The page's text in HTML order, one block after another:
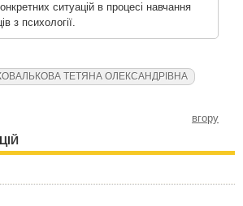
ситуацій в процесі навчання
з психології.
ТЕТЯНА ОЛЕКСАНДРІВНА
вгору